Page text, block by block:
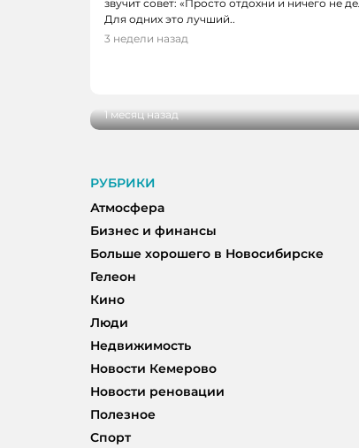
звучит совет: «Просто отдохни и ничего не
Для одних это лучший..
3 недели назад
ЛЮДИ, ПОЛЕЗНОЕ
«Успешный успех не всегда
кемеровский психолог и
1 месяц назад
РУБРИКИ
Атмосфера
Бизнес и финансы
Больше хорошего в Новосибирске
Гелеон
Кино
Люди
Недвижимость
Новости Кемерово
Новости реновации
Полезное
Спорт